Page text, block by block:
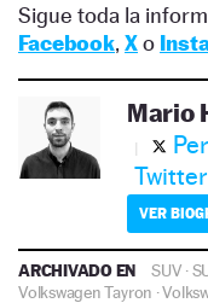
Sigue toda la
Facebook, Xo
Mario
Twitter
VER
ARCHIVADO EN SUV ·
Volkswagen Tayron ·